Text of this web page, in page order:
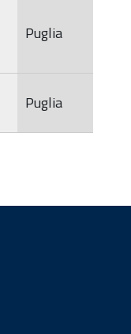
Puglia
Puglia